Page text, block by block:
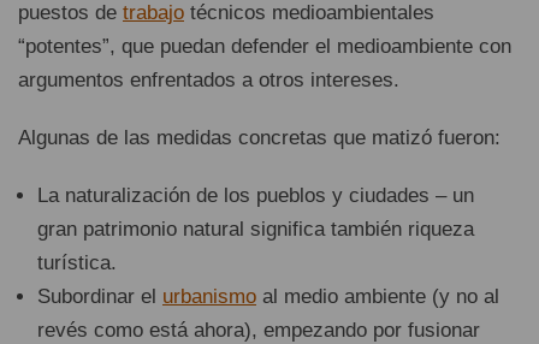
puestos de trabajo técnicos medioambientales
“potentes”, que puedan defender el medioambiente con
argumentos enfrentados a otros intereses.
Algunas de las medidas concretas que matizó fueron:
La naturalización de los pueblos y ciudades – un
gran patrimonio natural significa también riqueza
turística.
Subordinar el urbanismo al medio ambiente (y no al
revés como está ahora), empezando por fusionar